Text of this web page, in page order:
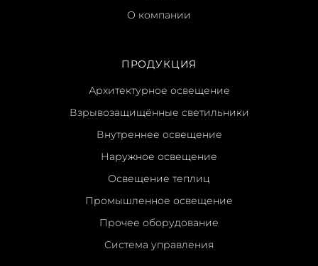
О компании
ПРОДУКЦИЯ
Архитектурное освещение
Взрывозащищённые светильники
Внутреннее освещение
Наружное освещение
Освещение теплиц
Промышленное освещение
Прочее оборудование
Система управления